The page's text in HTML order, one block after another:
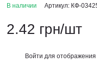
В наличии Артикул: КФ-
2.42 грн/шт
Войти для отображения